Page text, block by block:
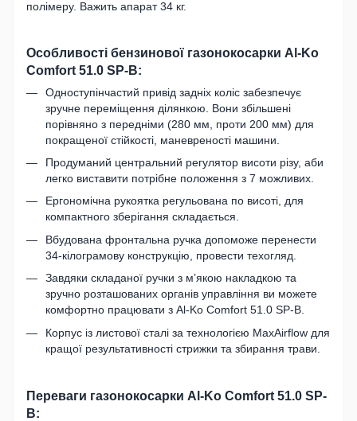
полімеру. Важить апарат 34 кг.
Особливості бензинової газонокосарки Al-Ko
Comfort 51.0 SP-B:
Одноступінчастий привід задніх коліс забезпечує
зручне переміщення ділянкою. Вони збільшені
порівняно з передніми (280 мм, проти 200 мм) для
покращеної стійкості, маневреності машини.
Продуманий центральний регулятор висоти різу, аби
легко виставити потрібне положення з 7 можливих.
Ергономічна рукоятка регульована по висоті, для
компактного зберігання складається.
Вбудована фронтальна ручка допоможе перенести
34-кілограмову конструкцію, провести техогляд.
Завдяки складаної ручки з м’якою накладкою та
зручно розташованих органів управління ви можете
комфортно працювати з Al-Ko Comfort 51.0 SP-B.
Корпус із листової сталі за технологією MaxAirflow для
кращої результативності стрижки та збирання трави.
Переваги газонокосарки Al-Ko Comfort 51.0 SP-
B: